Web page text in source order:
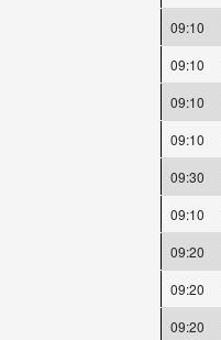
09:10
09:10
09:10
09:10
09:30
09:10
09:20
09:20
09:20